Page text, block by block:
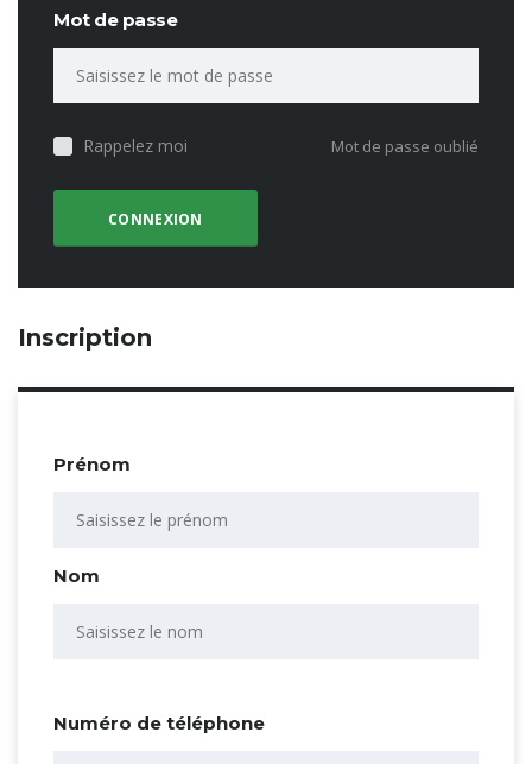
Mot de passe
Rappelez moi Mot de passe oublié
Inscription
Prénom
Nom
Numéro de téléphone